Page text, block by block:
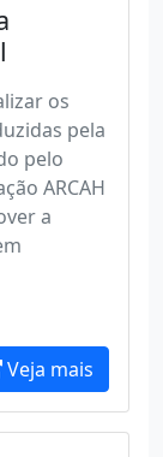
os
pela
pelo
ARCAH
a
Veja mais